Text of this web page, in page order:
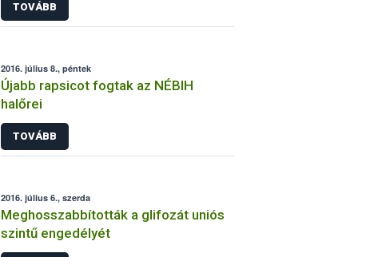
TOVÁBB
2016. július 8., péntek
Újabb rapsicot fogtak az NÉBIH
halőrei
TOVÁBB
2016. július 6., szerda
Meghosszabbították a glifozát uniós
szintű engedélyét